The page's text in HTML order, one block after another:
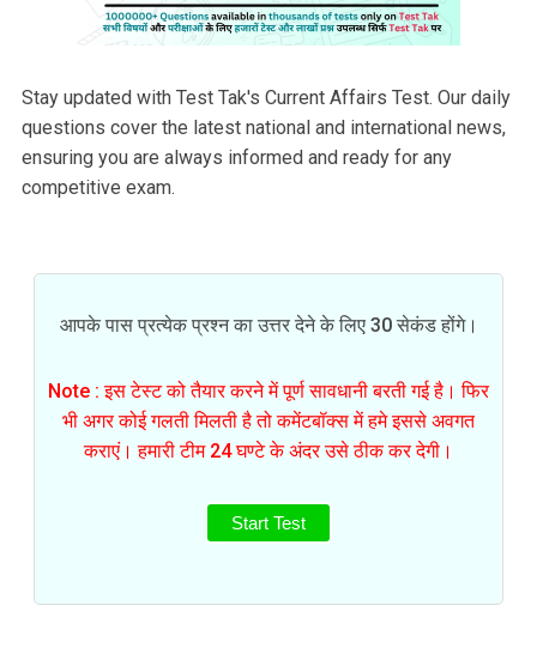
Stay updated with Test Tak's Current Affairs Test. Our daily
questions cover the latest national and international news,
ensuring you are always informed and ready for any
competitive exam.
आपके पास प्रत्येक प्रश्न का उत्तर देने के लिए 30 सेकंड होंगे।
Note : इस टेस्ट को तैयार करने में पूर्ण सावधानी बरती गई है। फिर
भी अगर कोई गलती मिलती है तो कमेंटबॉक्स में हमे इससे अवगत
कराएं। हमारी टीम 24 घण्टे के अंदर उसे ठीक कर देगी।
Start Test